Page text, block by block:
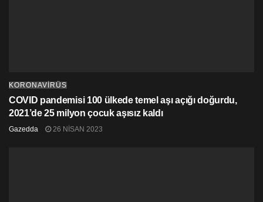
KORONAVİRÜS
COVID pandemisi 100 ülkede temel aşı açığı doğurdu,
2021’de 25 milyon çocuk aşısız kaldı
Gazedda 26 NISAN 2023